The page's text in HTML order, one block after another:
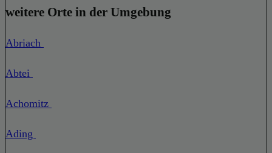
weitere Orte in der Umgebung
Abriach
Abtei
Achomitz
Ading